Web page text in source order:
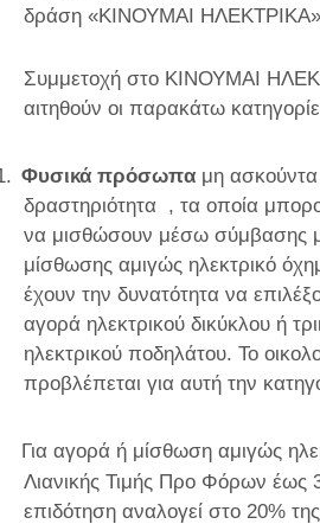
δράση «ΚΙΝΟΥΜΑΙ
Συμμετοχή στο ΚΙΝΟΥΜΑΙ
αιτηθούν οι παρακάτω
Φυσικά πρόσωπα μη ασκούντα
δραστηριότητα , τα οποία
να μισθώσουν μέσω σύμβασης
μίσθωσης αμιγώς ηλεκτρικό
έχουν την δυνατότητα να
αγορά ηλεκτρικού δικύκλου ή
ηλεκτρικού ποδηλάτου. Το
προβλέπεται για αυτή την
Για αγορά ή μίσθωση αμιγώς
Λιανικής Τιμής Προ Φόρων έως
επιδότηση αναλογεί στο 20%